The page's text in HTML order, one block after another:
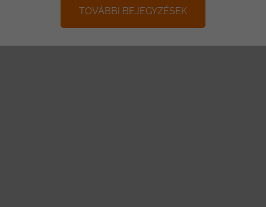
TOVÁBBI BEJEGYZÉSEK